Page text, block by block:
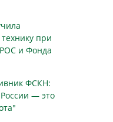
при
и Фонда
ФСКН:
— это